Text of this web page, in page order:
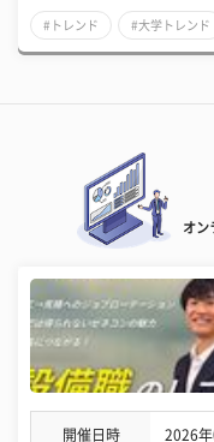
#トレンド #大学トレンド
オン
開催日時 2026